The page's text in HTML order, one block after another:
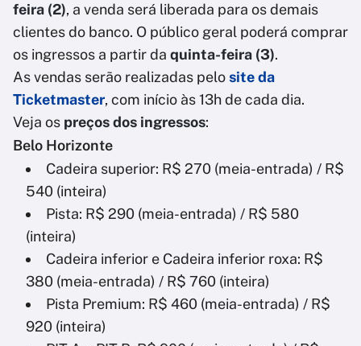
feira (2), a venda será liberada para os demais
clientes do banco. O público geral poderá comprar
os ingressos a partir da quinta-feira (3).
As vendas serão realizadas pelosite da
Ticketmaster, com início às 13h de cada dia.
Veja os preços dos ingressos:
Belo Horizonte
Cadeira superior: R$ 270 (meia-entrada) / R$
540 (inteira)
Pista: R$ 290 (meia-entrada) / R$ 580
(inteira)
Cadeira inferior e Cadeira inferior roxa: R$
380 (meia-entrada) / R$ 760 (inteira)
Pista Premium: R$ 460 (meia-entrada) / R$
920 (inteira)